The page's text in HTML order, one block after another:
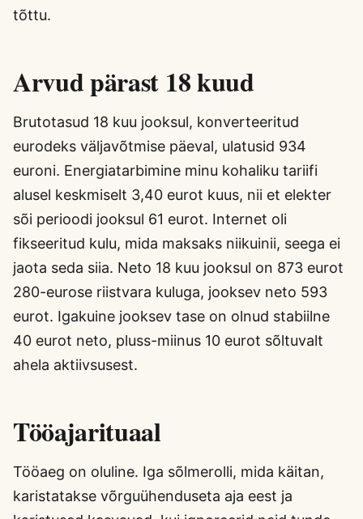
tõttu.
Arvud pärast 18 kuud
Brutotasud 18 kuu jooksul, konverteeritud
eurodeks väljavõtmise päeval, ulatusid 934
euroni. Energiatarbimine minu kohaliku tariifi
alusel keskmiselt 3,40 eurot kuus, nii et elekter
sõi perioodi jooksul 61 eurot. Internet oli
fikseeritud kulu, mida maksaks niikuinii, seega ei
jaota seda siia. Neto 18 kuu jooksul on 873 eurot
280-eurose riistvara kuluga, jooksev neto 593
eurot. Igakuine jooksev tase on olnud stabiilne
40 eurot neto, pluss-miinus 10 eurot sõltuvalt
ahela aktiivsusest.
Tööajarituaal
Tööaeg on oluline. Iga sõlmerolli, mida käitan,
karistatakse võrguühenduseta aja eest ja